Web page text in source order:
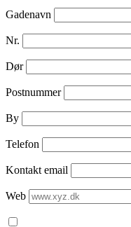
Gadenavn
Nr.
Dør
Postnummer
By
Telefon
Kontakt email
Web